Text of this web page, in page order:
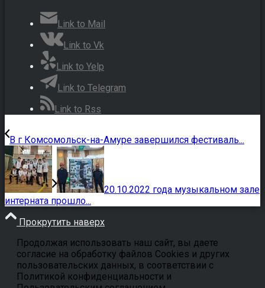
Link to Mail
Link to Vk
Link to Yelp
Link to Telegram
Link to Rss
В г Комсомольск-на-Амуре завершился фестиваль...
20.10.2022 года музыкальном зале
интерната прошло...
Прокрутить наверх
Продолжая использовать наш сайт, вы даете
согласие на обработку файлов Cookies и других
пользовательских данных, в соответствии с
Политикой конфиденциальности и